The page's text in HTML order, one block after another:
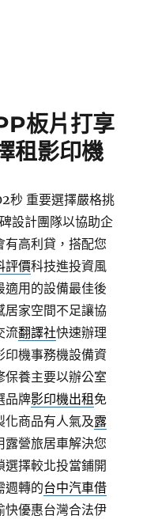
板片打享
租影印機
秒 重要選擇嚴格挑
設計團隊以協助企
有高利貸，搭配您
評價科技進投資風
適用的設備最佳後
居家空間不足讓協
流翻譯社快速辦理
印機事務機設備資
保養主要以辦公室
品牌影印機出租 免
化商品有人氣及露
露營旅居車解決您
選擇較北投當鋪開
週轉的台中汽車借
快優惠台灣合法伊